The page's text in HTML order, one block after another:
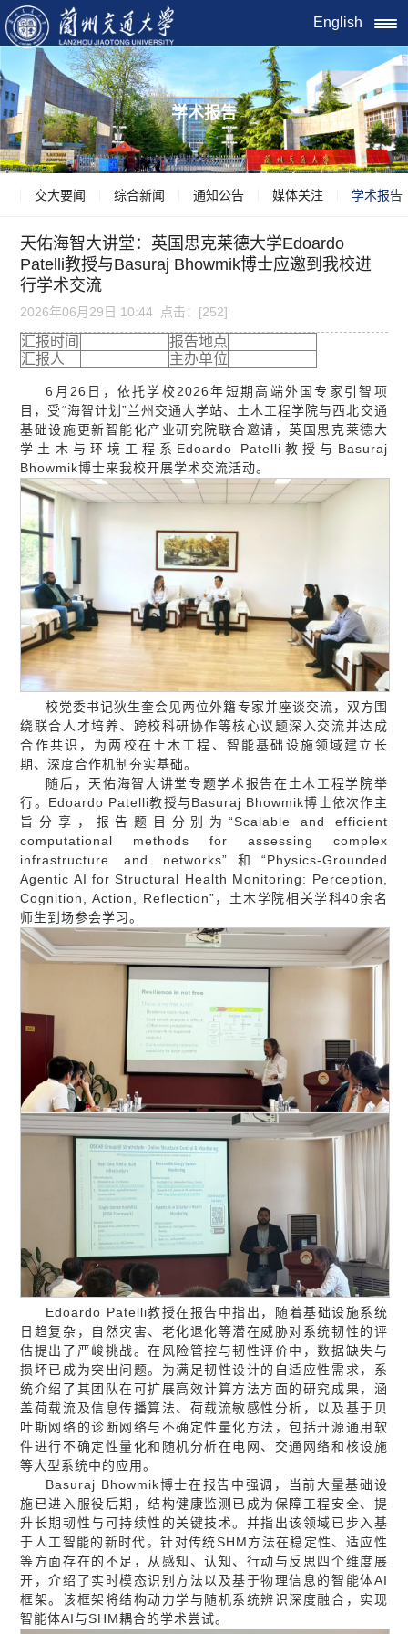
English
学术报告
交大要闻 综合新闻 通知公告 媒体关注 学术报告
天佑海智大讲堂：英国思克莱德大学Edoardo
Patelli教授与Basuraj Bhowmik博士应邀到我校进
行学术交流
2026年06月29日 10:44 点击：[252]
汇报时间
报告地点
汇报人
主办单位
6月26日，依托学校2026年短期高端外国专家引智项
目，受“海智计划”兰州交通大学站、土木工程学院与西北交通
基础设施更新智能化产业研究院联合邀请，英国思克莱德大
学土木与环境工程系Edoardo Patelli教授与Basuraj
Bhowmik博士来我校开展学术交流活动。
校党委书记狄生奎会见两位外籍专家并座谈交流，双方围
绕联合人才培养、跨校科研协作等核心议题深入交流并达成
合作共识，为两校在土木工程、智能基础设施领域建立长
期、深度合作机制夯实基础。
随后，天佑海智大讲堂专题学术报告在土木工程学院举
行。Edoardo Patelli教授与Basuraj Bhowmik博士依次作主
旨分享，报告题目分别为“Scalable and efficient
computational methods for assessing complex
infrastructure and networks”和“Physics-Grounded
Agentic AI for Structural Health Monitoring: Perception,
Cognition, Action, Reflection”，土木学院相关学科40余名
师生到场参会学习。
Edoardo Patelli教授在报告中指出，随着基础设施系统
日趋复杂，自然灾害、老化退化等潜在威胁对系统韧性的评
估提出了严峻挑战。在风险管控与韧性评价中，数据缺失与
损坏已成为突出问题。为满足韧性设计的自适应性需求，系
统介绍了其团队在可扩展高效计算方法方面的研究成果，涵
盖荷载流及信息传播算法、荷载流敏感性分析，以及基于贝
叶斯网络的诊断网络与不确定性量化方法，包括开源通用软
件进行不确定性量化和随机分析在电网、交通网络和核设施
等大型系统中的应用。
Basuraj Bhowmik博士在报告中强调，当前大量基础设
施已进入服役后期，结构健康监测已成为保障工程安全、提
升长期韧性与可持续性的关键技术。并指出该领域已步入基
于人工智能的新时代。针对传统SHM方法在稳定性、适应性
等方面存在的不足，从感知、认知、行动与反思四个维度展
开，介绍了实时模态识别方法以及基于物理信息的智能体AI
框架。该框架将结构动力学与随机系统辨识深度融合，实现
智能体AI与SHM耦合的学术尝试。